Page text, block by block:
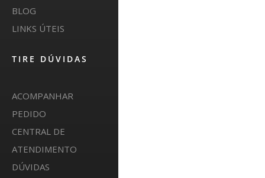
BLOG
LINKS ÚTEIS
TIRE DÚVIDAS
ACOMPANHAR
PEDIDO
CENTRAL DE
ATENDIMENTO
DÚVIDAS